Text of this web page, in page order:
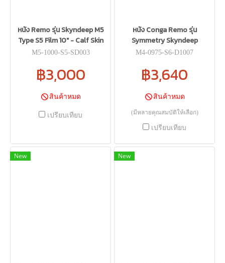
หนัง Remo รุ่น Skyndeep M5
Type S5 Film 10" - Calf Skin
M5-1000-S5-SD003
฿3,000
สินค้าหมด
เปรียบเทียบ
หนัง Conga Remo รุ่น
Symmetry Skyndeep
M4-0975-S6-D1007
฿3,640
สินค้าหมด
(มีหลายคุณสมบัติให้เลือก)
เปรียบเทียบ
New New